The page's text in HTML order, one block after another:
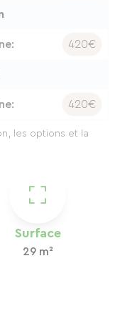
Surface
29 m²
420€
420€
les options et la